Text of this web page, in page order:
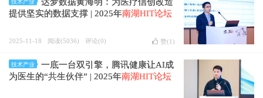
技术产业
提供坚实的数据支撑 | 2025年南湖HIT论坛
2025-11-18 阅读(5036) 评论(0) 赞(1 )
技术产业
一底一台双引擎，腾讯健康让AI成
为医生的“共生伙伴” | 2025年南湖HIT论坛